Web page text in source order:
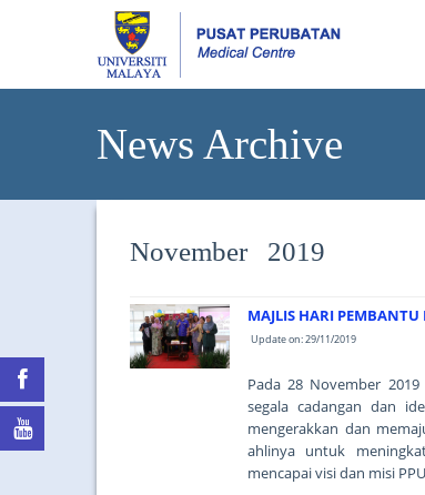
News Archive
November 2019
MAJLIS HARI
Update on: 29/11/2019
Pada 28 November
segala cadangan dan
mengerakkan dan
ahlinya untuk
mencapai visi dan misi